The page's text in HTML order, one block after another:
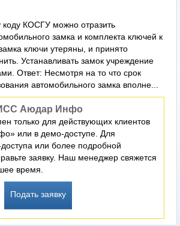
коду КОСГУ можно отразить
замка и комплекта ключей к
ключи утеряны, и принято
Устанавливать замок учреждение
Ответ: Несмотря на то что срок
автомобильного замка вполне...
Аюдар Инфо
только для действующих клиентов
или в демо-доступе. Для
или более подробной
заявку. Наш менеджер свяжется
время.
Подать заявку